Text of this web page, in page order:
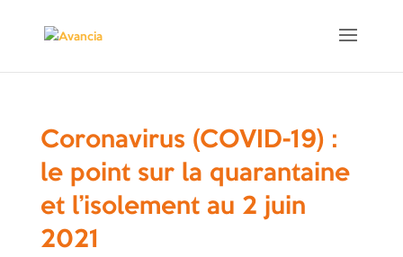
Coronavirus (COVID-19) :
le point sur la quarantaine
et l’isolement au 2 juin
2021